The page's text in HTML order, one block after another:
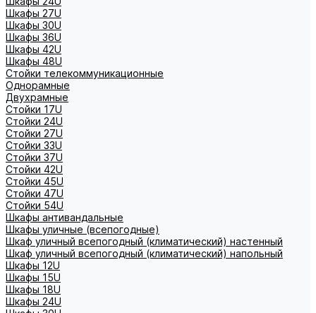
Шкафы 27U
Шкафы 30U
Шкафы 36U
Шкафы 42U
Шкафы 48U
Стойки телекоммуникационные
Однорамные
Двухрамные
Стойки 17U
Стойки 24U
Стойки 27U
Стойки 33U
Стойки 37U
Стойки 42U
Стойки 45U
Стойки 47U
Стойки 54U
Шкафы антивандальные
Шкафы уличные (всепогодные)
Шкаф уличный всепогодный (климатический) настенный
Шкаф уличный всепогодный (климатический) напольный
Шкафы 12U
Шкафы 15U
Шкафы 18U
Шкафы 24U